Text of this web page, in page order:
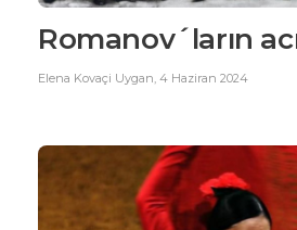
Romanov´ların
Elena Kovaçi Uygan, 4 Haziran 2024